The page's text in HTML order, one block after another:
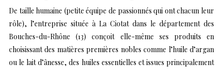
De taille humaine (petite équipe de passionnés qui ont chacun leur
rôle), l’entreprise située à La Ciotat dans le département des
Bouches-du-Rhône (13) conçoit elle-même ses produits en
choisissant des matières premières nobles comme l’huile d’argan
ou le lait d’ânesse, des huiles essentielles et issues principalement